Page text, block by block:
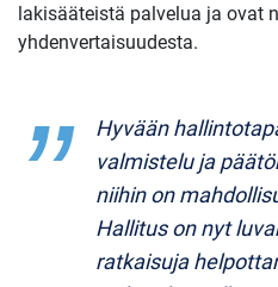
lakisääteistä palvelua ja ovat
yhdenvertaisuudesta.
Hyvään
valmistelu ja
niihin on
Hallitus on nyt
ratkaisuja